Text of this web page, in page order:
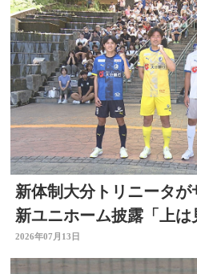
新体制大分トリニータ
新ユニホーム披露「上
歩」リーグ開幕直前
2026年07月13日